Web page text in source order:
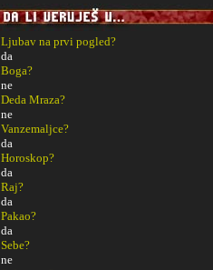
Ljubav na prvi pogled?
da
Boga?
ne
Deda Mraza?
ne
Vanzemaljce?
da
Horoskop?
da
Raj?
da
Pakao?
da
Sebe?
ne